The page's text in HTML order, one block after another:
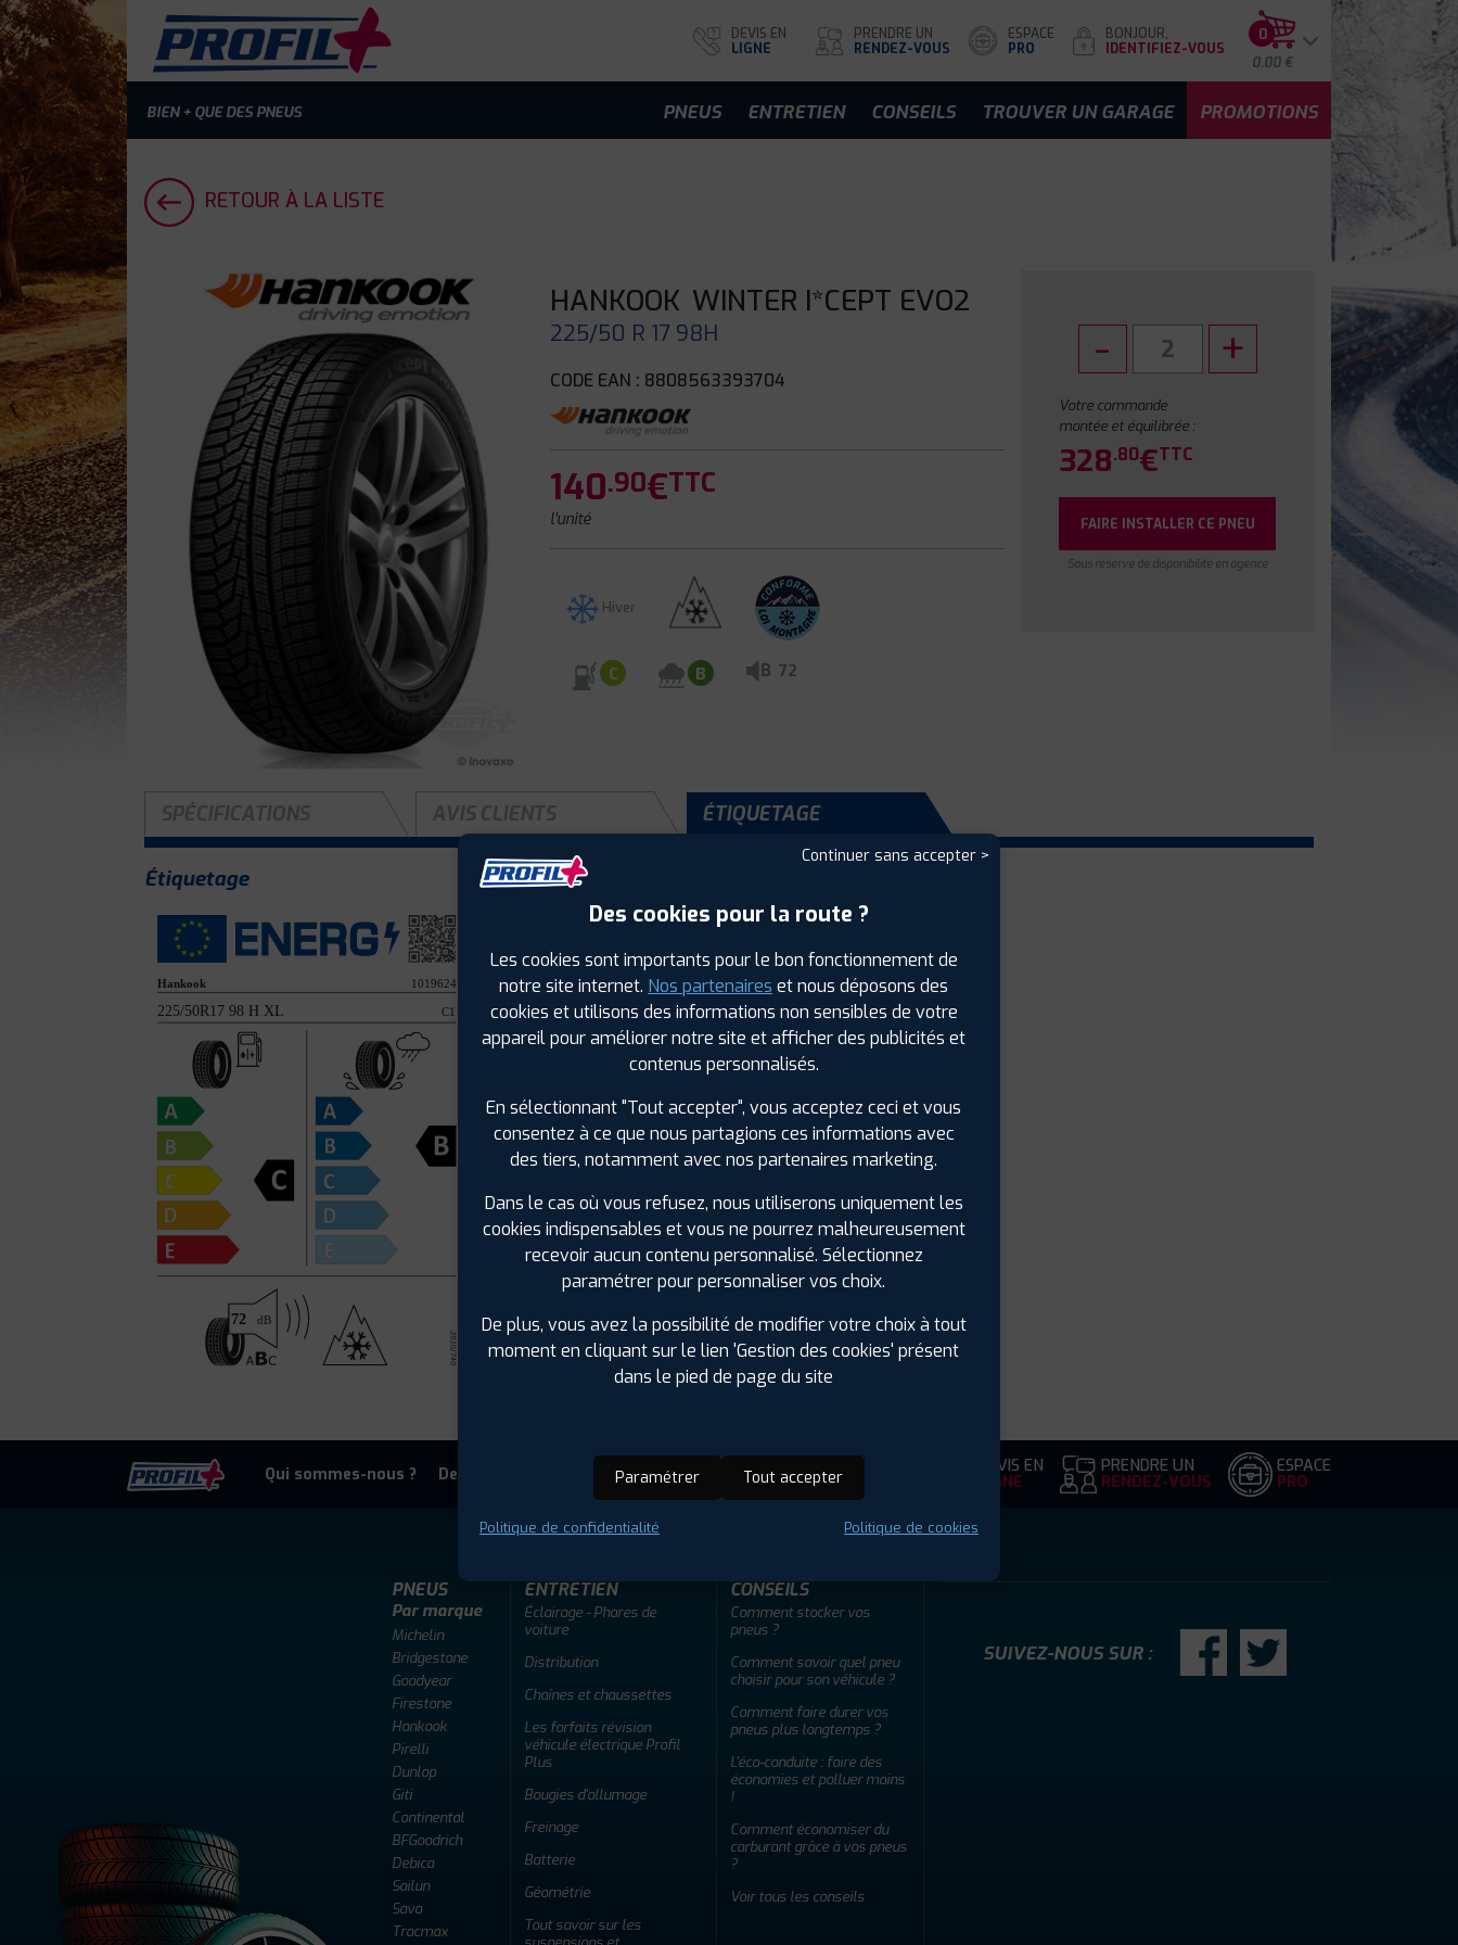
BIEN + QUE DES PNEUS
DEVIS EN
LIGNE
PRENDRE UN
RENDEZ-VOUS
ESPACE
PRO
BONJOUR,
IDENTIFIEZ-VOUS
0
0.00 €
PNEUS ENTRETIEN CONSEILS TROUVER UN GARAGE PROMOTIONS
RETOUR À LA LISTE
HANKOOK WINTER I*CEPT EVO2
225/50 R 17 98H
CODE EAN : 8808563393704
140.90€TTC
l'unité
Hiver
C B B 72
Votre commande
montée et équilibrée :
328.80€TTC
FAIRE INSTALLER CE PNEU
Sous réserve de disponibilité en agence
SPÉCIFICATIONS AVIS CLIENTS ÉTIQUETAGE
Étiquetage
Hiver
Largeur :225
Hauteur :50
Diamètre :17
Charge :98
Bruit de roulement externe : 72
Résistance au roulement :
Adhérence sur sol mouillé : B
Code EAN :
Qui sommes-nous ? Devenir adherent Offres d'emploi FAQ DEVIS EN
LIGNE
PRENDRE UN
RENDEZ-VOUS
ESPACE
PRO
PNEUS
Par marque
Michelin
Bridgestone
Goodyear
Firestone
Hankook
Pirelli
Dunlop
Giti
Continental
BFGoodrich
Debica
Sailun
Sava
Tracmax
ENTRETIEN
Éclairage - Phares de
voiture
Distribution
Chaînes et chaussettes
Les forfaits révision
véhicule électrique Profil
Plus
Bougies d'allumage
Freinage
Batterie
Géométrie
Tout savoir sur les
CONSEILS
Comment stocker vos
pneus ?
Comment savoir quel pneu
choisir pour son véhicule ?
Comment faire durer vos
pneus plus longtemps ?
L'éco-conduite : faire des
économies et polluer moins
!
Comment économiser du
carburant grâce à vos pneus
?
Voir tous les conseils
SUIVEZ-NOUS SUR :
Continuer sans accepter >
Des cookies pour la route ?
Les cookies sont importants pour le bon fonctionnement de
notre site internet. Nos partenaires et nous déposons des
cookies et utilisons des informations non sensibles de votre
appareil pour améliorer notre site et afficher des publicités et
contenus personnalisés.
En sélectionnant "Tout accepter", vous acceptez ceci et vous
consentez à ce que nous partagions ces informations avec
des tiers, notamment avec nos partenaires marketing.
Dans le cas où vous refusez, nous utiliserons uniquement les
cookies indispensables et vous ne pourrez malheureusement
recevoir aucun contenu personnalisé. Sélectionnez
paramétrer pour personnaliser vos choix.
De plus, vous avez la possibilité de modifier votre choix à tout
moment en cliquant sur le lien 'Gestion des cookies' présent
dans le pied de page du site
Paramétrer Tout accepter
Politique de confidentialité Politique de cookies